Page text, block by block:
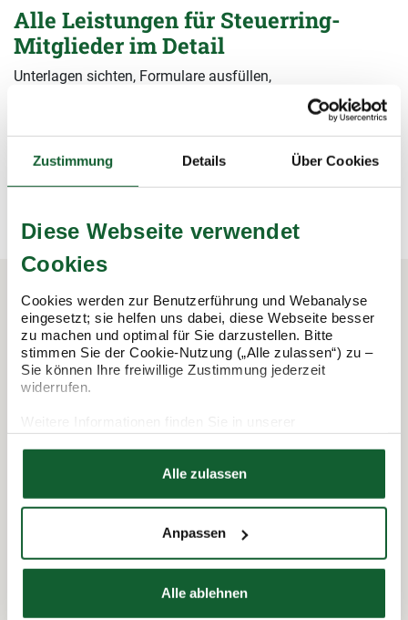
Zustimmung Details Über Cookies
Diese Webseite verwendet
Cookies
Cookies werden zur Benutzerführung und Webanalyse
eingesetzt; sie helfen uns dabei, diese Webseite besser
zu machen und optimal für Sie darzustellen. Bitte
stimmen Sie der Cookie-Nutzung („Alle zulassen“) zu –
Sie können Ihre freiwillige Zustimmung jederzeit
widerrufen.
Datenschutzerklärung
Hier finden Sie unser
Alle zulassen
Anpassen
Alle ablehnen
Alle Leistungen für Steuerring-
Mitglieder im Detail
Unterlagen sichten, Formulare ausfüllen,
Steuerermäßigungen beantragen, Bescheide prüfen – wir
übernehmen alle Arbeiten rund um die Steuererklärung und
sichern damit Ihre Steuervorteile.
mehr erfahren
mehr erfahren
In 3 Schritten zur Steuererklärung.
So funktioniert's: